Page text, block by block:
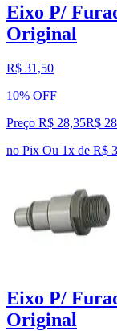
Eixo P/
Original
R$ 31,50
10% OFF
Preço R$ 28,35R$ 28
no Pix Ou 1x de R$
Eixo P/
Original